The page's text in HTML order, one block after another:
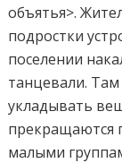
объятья>.
подростки
поселении
танцевали.
укладывать
прекращаются
малыми